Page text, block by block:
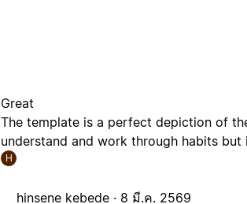
Great
The template is a perfect depiction of
understand and work through habits
H
hinsene kebede · 8 มี.ค. 2569